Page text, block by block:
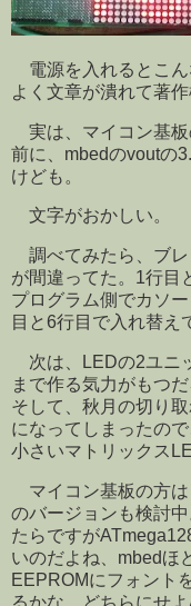
電源を入れるとこん
よく文章が潰れて著
実は、マイコン基板
前に、mbedのvoutの
けども。
文字がおかしい。
調べてみたら、ブレ
が間違ってた。1行目
プログラム側でカソ
目と6行目で入れ替え
次は、LEDの2ユニ
まで作る気力がもつだ
そして、秋月の切り
になってしまったの
小さいマトリックス
マイコン基板の方は
のバージョンも検討
たらですが
いのだよね、mbedほ
EEPROMにフォント
るかな。どちらにせ